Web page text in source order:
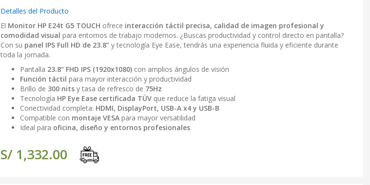
Detalles del Producto
El Monitor HP E24t G5 TOUCH ofrece interacción táctil precisa, calidad de imagen profesional y
comodidad visual para entornos de trabajo modernos. ¿Buscas productividad y control directo en pantalla?
Con su panel IPS Full HD de 23.8” y tecnología Eye Ease, tendrás una experiencia fluida y eficiente durante
toda la jornada.
Pantalla 23.8” FHD IPS (1920x1080) con amplios ángulos de visión
Función táctil para mayor interacción y productividad
Brillo de 300 nits y tasa de refresco de 75Hz
Tecnología HP Eye Ease certificada TÜV que reduce la fatiga visual
Conectividad completa: HDMI, DisplayPort, USB-A x4 y USB-B
Compatible con montaje VESA para mayor versatilidad
Ideal para oficina, diseño y entornos profesionales
S/ 1,332.00